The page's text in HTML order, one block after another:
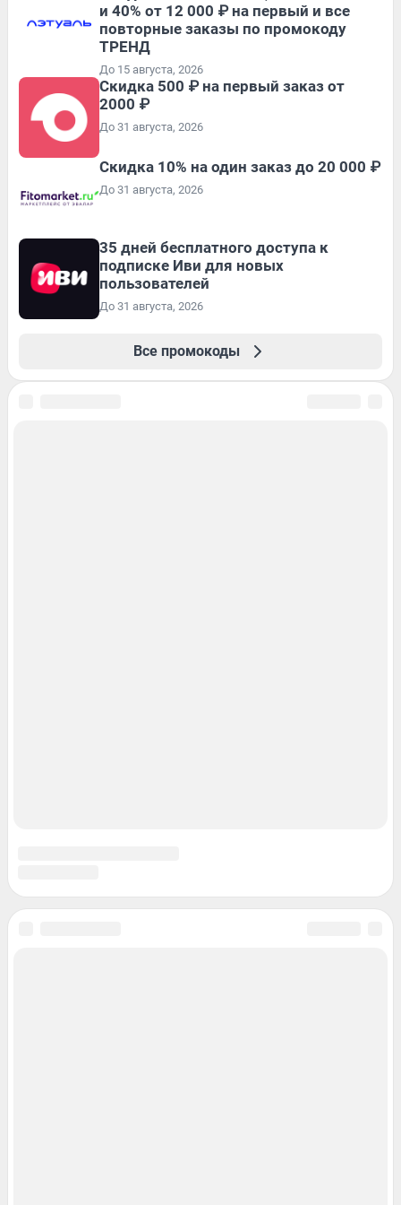
и 40% от 12 000 ₽ на первый и все
повторные заказы по промокоду
ТРЕНД
До 15 августа, 2026
Скидка 500 ₽ на первый заказ от
2000 ₽
До 31 августа, 2026
Скидка 10% на один заказ до 20 000 ₽
До 31 августа, 2026
35 дней бесплатного доступа к
подписке Иви для новых
пользователей
До 31 августа, 2026
Все промокоды